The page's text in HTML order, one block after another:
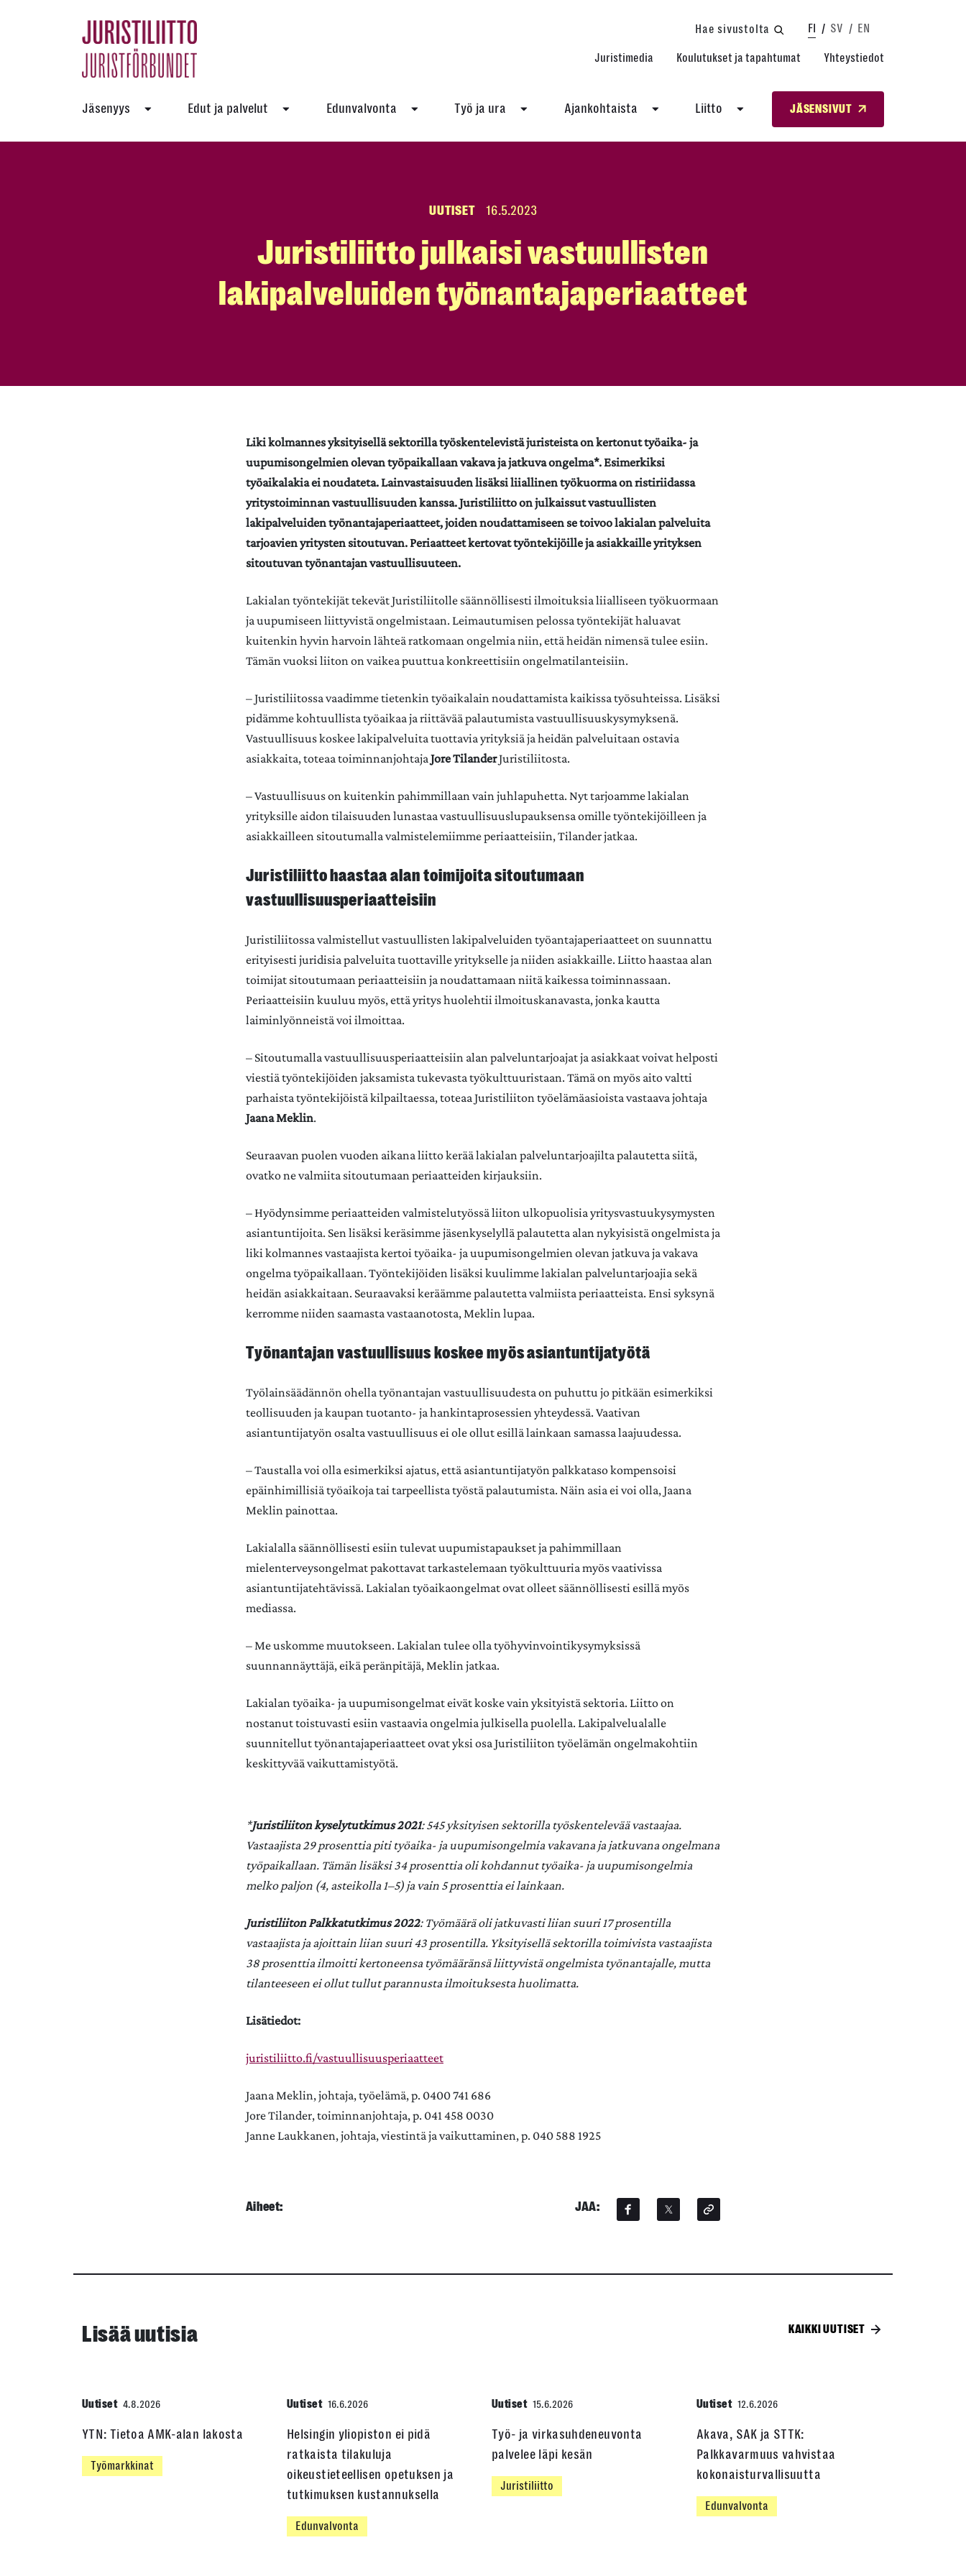
Hae sivustolta FI SV EN
Juristimedia Koulutukset ja tapahtumat Yhteystiedot
Jäsenyys Edut ja palvelut Edunvalvonta Työ ja ura Ajankohtaista Liitto JÄSENSIVUT
UUTISET 16.5.2023
Juristiliitto julkaisi vastuullisten
lakipalveluiden työnantajaperiaatteet
Liki kolmannes yksityisellä sektorilla työskentelevistä juristeista on kertonut työaika- ja
uupumisongelmien olevan työpaikallaan vakava ja jatkuva ongelma*. Esimerkiksi
työaikalakia ei noudateta. Lainvastaisuuden lisäksi liiallinen työkuorma on ristiriidassa
yritystoiminnan vastuullisuuden kanssa. Juristiliitto on julkaissut vastuullisten
lakipalveluiden työnantajaperiaatteet, joiden noudattamiseen se toivoo lakialan palveluita
tarjoavien yritysten sitoutuvan. Periaatteet kertovat työntekijöille ja asiakkaille yrityksen
sitoutuvan työnantajan vastuullisuuteen.
Lakialan työntekijät tekevät Juristiliitolle säännöllisesti ilmoituksia liialliseen työkuormaan
ja uupumiseen liittyvistä ongelmistaan. Leimautumisen pelossa työntekijät haluavat
kuitenkin hyvin harvoin lähteä ratkomaan ongelmia niin, että heidän nimensä tulee esiin.
Tämän vuoksi liiton on vaikea puuttua konkreettisiin ongelmatilanteisiin.
– Juristiliitossa vaadimme tietenkin työaikalain noudattamista kaikissa työsuhteissa. Lisäksi
pidämme kohtuullista työaikaa ja riittävää palautumista vastuullisuuskysymyksenä.
Vastuullisuus koskee lakipalveluita tuottavia yrityksiä ja heidän palveluitaan ostavia
asiakkaita, toteaa toiminnanjohtajaJore TilanderJuristiliitosta.
– Vastuullisuus on kuitenkin pahimmillaan vain juhlapuhetta. Nyt tarjoamme lakialan
yrityksille aidon tilaisuuden lunastaa vastuullisuuslupauksensa omille työntekijöilleen ja
asiakkailleen sitoutumalla valmistelemiimme periaatteisiin, Tilander jatkaa.
Juristiliitto haastaa alan toimijoita sitoutumaan
vastuullisuusperiaatteisiin
Juristiliitossa valmistellut vastuullisten lakipalveluiden työantajaperiaatteet on suunnattu
erityisesti juridisia palveluita tuottaville yritykselle ja niiden asiakkaille. Liitto haastaa alan
toimijat sitoutumaan periaatteisiin ja noudattamaan niitä kaikessa toiminnassaan.
Periaatteisiin kuuluu myös, että yritys huolehtii ilmoituskanavasta, jonka kautta
laiminlyönneistä voi ilmoittaa.
– Sitoutumalla vastuullisuusperiaatteisiin alan palveluntarjoajat ja asiakkaat voivat helposti
viestiä työntekijöiden jaksamista tukevasta työkulttuuristaan. Tämä on myös aito valtti
parhaista työntekijöistä kilpailtaessa, toteaa Juristiliiton työelämäasioista vastaava johtaja
Jaana Meklin.
Seuraavan puolen vuoden aikana liitto kerää lakialan palveluntarjoajilta palautetta siitä,
ovatko ne valmiita sitoutumaan periaatteiden kirjauksiin.
– Hyödynsimme periaatteiden valmistelutyössä liiton ulkopuolisia yritysvastuukysymysten
asiantuntijoita. Sen lisäksi keräsimme jäsenkyselyllä palautetta alan nykyisistä ongelmista ja
liki kolmannes vastaajista kertoi työaika- ja uupumisongelmien olevan jatkuva ja vakava
ongelma työpaikallaan. Työntekijöiden lisäksi kuulimme lakialan palveluntarjoajia sekä
heidän asiakkaitaan. Seuraavaksi keräämme palautetta valmiista periaatteista. Ensi syksynä
kerromme niiden saamasta vastaanotosta, Meklin lupaa.
Työnantajan vastuullisuus koskee myös asiantuntijatyötä
Työlainsäädännön ohella työnantajan vastuullisuudesta on puhuttu jo pitkään esimerkiksi
teollisuuden ja kaupan tuotanto- ja hankintaprosessien yhteydessä. Vaativan
asiantuntijatyön osalta vastuullisuus ei ole ollut esillä lainkaan samassa laajuudessa.
– Taustalla voi olla esimerkiksi ajatus, että asiantuntijatyön palkkataso kompensoisi
epäinhimillisiä työaikoja tai tarpeellista työstä palautumista. Näin asia ei voi olla, Jaana
Meklin painottaa.
Lakialalla säännöllisesti esiin tulevat uupumistapaukset ja pahimmillaan
mielenterveysongelmat pakottavat tarkastelemaan työkulttuuria myös vaativissa
asiantuntijatehtävissä. Lakialan työaikaongelmat ovat olleet säännöllisesti esillä myös
mediassa.
– Me uskomme muutokseen. Lakialan tulee olla työhyvinvointikysymyksissä
suunnannäyttäjä, eikä peränpitäjä, Meklin jatkaa.
Lakialan työaika- ja uupumisongelmat eivät koske vain yksityistä sektoria. Liitto on
nostanut toistuvasti esiin vastaavia ongelmia julkisella puolella. Lakipalvelualalle
suunnitellut työnantajaperiaatteet ovat yksi osa Juristiliiton työelämän ongelmakohtiin
keskittyvää vaikuttamistyötä.
*Juristiliiton kyselytutkimus 2021: 545 yksityisen sektorilla työskentelevää vastaajaa.
Vastaajista 29 prosenttia piti työaika- ja uupumisongelmia vakavana ja jatkuvana ongelmana
työpaikallaan. Tämän lisäksi 34 prosenttia oli kohdannut työaika- ja uupumisongelmia
melko paljon (4, asteikolla 1–5) ja vain 5 prosenttia ei lainkaan.
Juristiliiton Palkkatutkimus 2022: Työmäärä oli jatkuvasti liian suuri 17 prosentilla
vastaajista ja ajoittain liian suuri 43 prosentilla. Yksityisellä sektorilla toimivista vastaajista
38 prosenttia ilmoitti kertoneensa työmääränsä liittyvistä ongelmista työnantajalle, mutta
tilanteeseen ei ollut tullut parannusta ilmoituksesta huolimatta.
Lisätiedot:
juristiliitto.fi/vastuullisuusperiaatteet
Jaana Meklin, johtaja, työelämä, p. 0400 741 686
Jore Tilander, toiminnanjohtaja, p. 041 458 0030
Janne Laukkanen, johtaja, viestintä ja vaikuttaminen, p. 040 588 1925
Aiheet: JAA:
Lisää uutisia KAIKKI UUTISET
Uutiset 4.8.2026
YTN: Tietoa AMK-alan lakosta
Työmarkkinat
Uutiset 16.6.2026
Helsingin yliopiston ei pidä
ratkaista tilakuluja
oikeustieteellisen opetuksen ja
tutkimuksen kustannuksella
Edunvalvonta
Uutiset 15.6.2026
Työ- ja virkasuhdeneuvonta
palvelee läpi kesän
Juristiliitto
Uutiset 12.6.2026
Akava, SAK ja STTK:
Palkkavarmuus vahvistaa
kokonaisturvallisuutta
Edunvalvonta